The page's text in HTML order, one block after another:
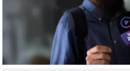
ללא תנאי.
לאומות העולם, הן פנו לקול
שאלו: "מה כתיב בה?" וביקשו
עולים בקנה אחד עם אורח חייהן
הקשבה חיצונית ורציונלית,